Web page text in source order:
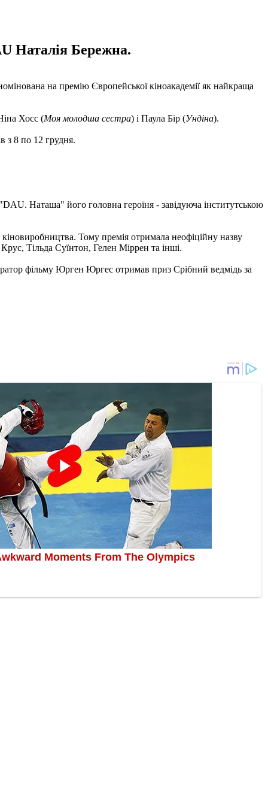
Наталія Бережна.
на премію Європейської кіноакадемії як найкраща
Хосс (Моя молодша сестра) і Паула Бір (Ундіна).
з 8 по 12 грудня.
Наташа" його головна героїня - завідуюча інститутською
Тому премія отримала неофіційну назву
Тільда ​​Суїнтон, Гелен Міррен та інші.
фільму Юрген Юргес отримав приз Срібний ведмідь за